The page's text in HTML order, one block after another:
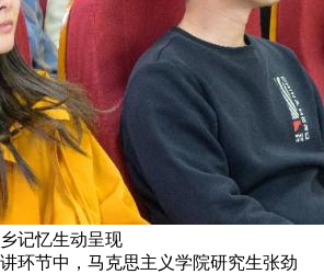
记忆生动呈现
环节中，马克思主义学院研究生张劲